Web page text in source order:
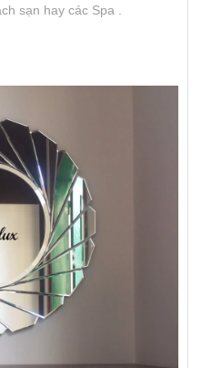
sạn hay các Spa .